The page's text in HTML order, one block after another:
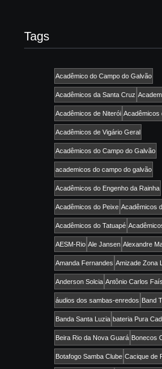
Tags
Acadêmico do Campo do Galvão
Acadêmicos da Santa Cruz
Acadêmicos de Niterói Acadêmicos
Acadêmicos de Vigário Geral
Acadêmicos do Campo do Galvão
academicos do campo do galvão
Acadêmicos do Engenho da Rainha
Acadêmicos do Peixe Acadêmicos
Acadêmicos do Tatuapé
AESM-Rio Ale Jansen Alexandre
Amanda Fernandes Amizade Zona
Anderson Solcia Antônio Carlos
áudios dos sambas-enredos Band
Banda Santa Luzia bateria Pura
Beira Rio da Nova Guará Bonecos
Botafogo Samba Clube Cacique de